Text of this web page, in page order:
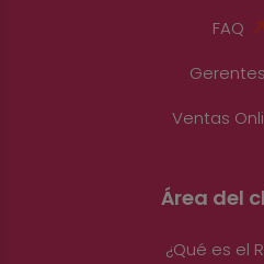
FAQ
Gerentes
Ventas
Área del
¿Qué es el